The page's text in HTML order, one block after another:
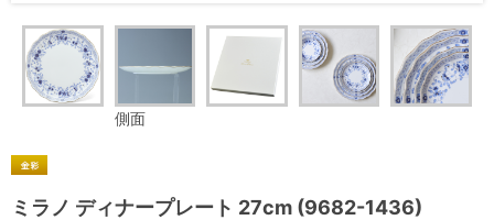
側面
ミラノ ディナープレート 27cm (9682-1436)